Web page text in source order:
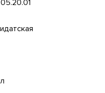
05.20.01